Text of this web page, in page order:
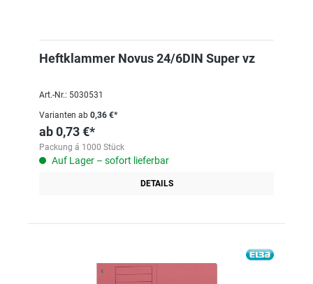
Heftklammer Novus 24/6DIN Super vz
Art.-Nr.: 5030531
Varianten ab 0,36 €*
ab0,73 €*
Packung á 1000 Stück
Auf Lager – sofort lieferbar
DETAILS